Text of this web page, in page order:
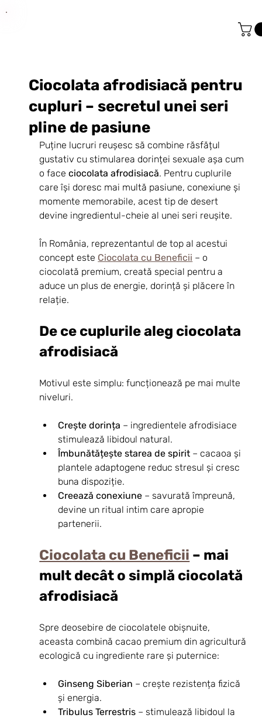
Ciocolata afrodisiacă pentru
cupluri – secretul unei seri
pline de pasiune
Puține lucruri reușesc să combine răsfățul
gustativ cu stimularea dorinței sexuale așa cum
o face ciocolata afrodisiacă. Pentru cuplurile
care își doresc mai multă pasiune, conexiune și
momente memorabile, acest tip de desert
devine ingredientul-cheie al unei seri reușite.
În România, reprezentantul de top al acestui
concept este Ciocolata cu Beneficii – o
ciocolată premium, creată special pentru a
aduce un plus de energie, dorință și plăcere în
relație.
De ce cuplurile aleg ciocolata
afrodisiacă
Motivul este simplu: funcționează pe mai multe
niveluri.
Crește dorința – ingredientele afrodisiace
stimulează libidoul natural.
Îmbunătățește starea de spirit – cacaoa și
plantele adaptogene reduc stresul și cresc
buna dispoziție.
Creează conexiune – savurată împreună,
devine un ritual intim care apropie
partenerii.
Ciocolata cu Beneficii – mai
mult decât o simplă ciocolată
afrodisiacă
Spre deosebire de ciocolatele obișnuite,
aceasta combină cacao premium din agricultură
ecologică cu ingrediente rare și puternice:
Ginseng Siberian – crește rezistența fizică
și energia.
Tribulus Terrestris – stimulează libidoul la